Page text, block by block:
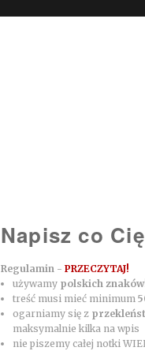
Napisz co
Regulamin - PRZECZYTAJ!
używamy polskich
treść musi mieć minimum
ogarniamy się z
maksymalnie kilka na wpis
nie piszemy całej notki